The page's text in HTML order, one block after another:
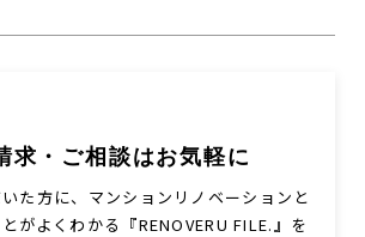
求・ご相談はお気軽に
た方に、マンションリノベーションと
がよくわかる『RENOVERU FILE.』を